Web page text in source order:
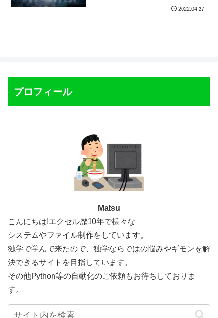
2022.04.27
プロフィール
Matsu
こんにちは!エクセル歴10年で様々な
システムやファイル制作をしています。
独学で学んで来たので、独学ならではの悩みやギモンを解
決できるサイトを目指しています。
その他Python等の自動化のご依頼もお待ちしておりま
す。